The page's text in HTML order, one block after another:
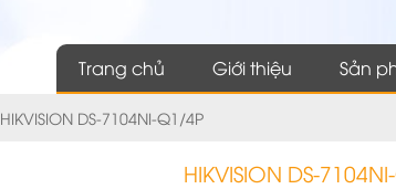
Trang chủ Giới thiệu Sản
HIKVISION DS-7104NI-Q1/4P
HIKVISION DS-